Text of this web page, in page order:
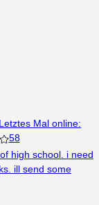
Letztes Mal online:
58
high school. i need
ill send some